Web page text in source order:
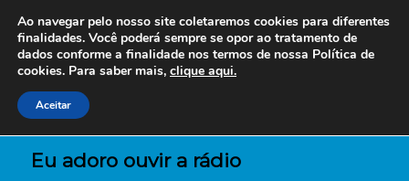
Eu adoro ouvir a rádio
Ao navegar pelo nosso site coletaremos cookies para diferentes
finalidades. Você poderá sempre se opor ao tratamento de
dados conforme a finalidade nos termos de nossa Política de
cookies. Para saber mais, clique aqui.
Aceitar